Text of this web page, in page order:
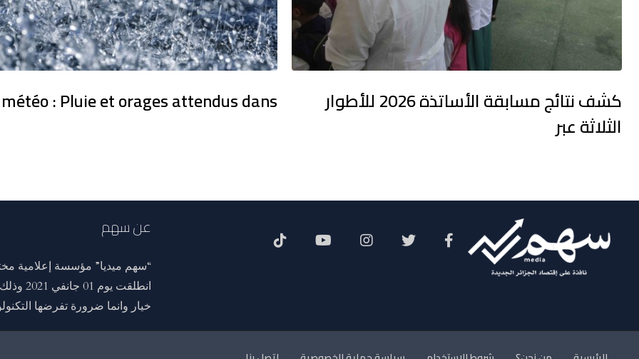
كشف نتائج مسابقة الأساتذة 2026 للأطوار
الثلاثة عبر
: Pluie et orages attendus dans
Social Menu
عن سهم
“سهم ميديا” مؤسسة إعلامية
خيار وانما ضرورة تفرضها